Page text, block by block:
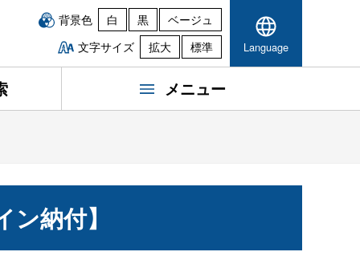
背景色 白 黒
ベージュ
文字サイズ
拡大 標準 Language
メニュー
納付】